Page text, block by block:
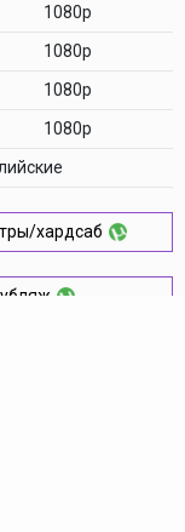
1080p
1080p
1080p
1080p
хардсаб